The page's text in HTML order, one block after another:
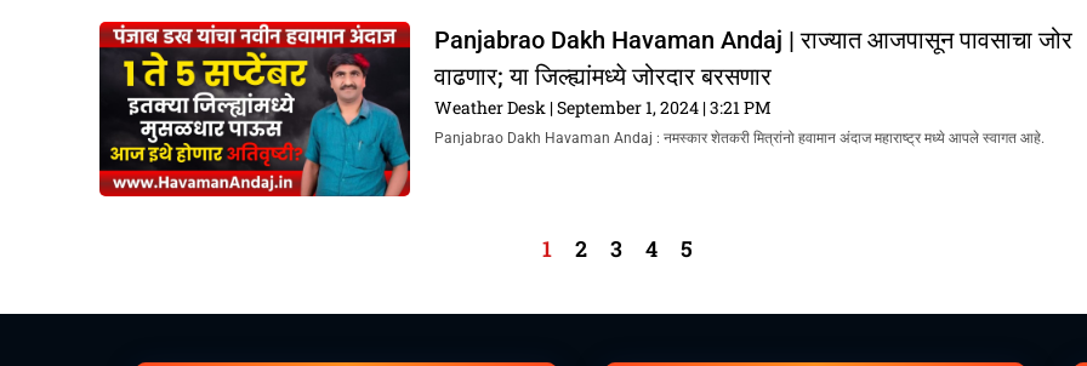
Panjabrao Dakh Havaman Andaj | राज्यात आजपासून पावसाचा जोर
वाढणार; या जिल्ह्यांमध्ये जोरदार बरसणार
Weather Desk September 1, 2024 3:21 PM
Panjabrao Dakh Havaman Andaj : नमस्कार शेतकरी मित्रांनो हवामान अंदाज महाराष्ट्र मध्ये आपले स्वागत आहे.
1 2 3 4 5